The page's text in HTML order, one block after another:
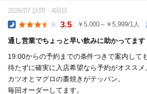
2026/07 訪問 4回目
3.5 ￥5,000～￥5,999/1人
通し営業でちょっと早い飲みに助かってます
19:00からの予約までの条件つきで案内して
待たずに確実に入店希望なら予約がオススメ
カツオとマグロの藁焼きがテッパン。
毎回オーダーしてます。